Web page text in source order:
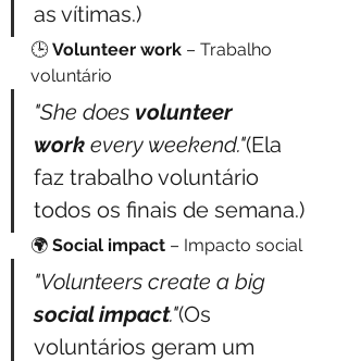
as vítimas.)
🕒 Volunteer work – Trabalho
voluntário
"She does volunteer
work every weekend."(Ela
faz trabalho voluntário
todos os finais de semana.)
🌍 Social impact – Impacto social
"Volunteers create a big
social impact."(Os
voluntários geram um